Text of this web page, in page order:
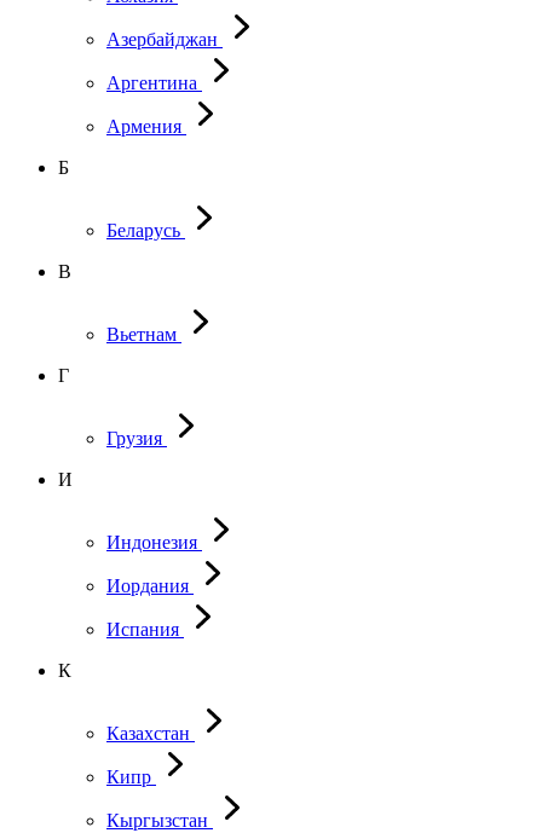
Азербайджан
Аргентина
Армения
Б
Беларусь
В
Вьетнам
Г
Грузия
И
Индонезия
Иордания
Испания
К
Казахстан
Кипр
Кыргызстан